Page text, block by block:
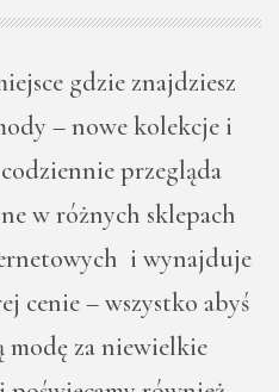
gdzie znajdziesz
– nowe kolekcje i
przegląda
w różnych sklepach
i wynajduje
cenie – wszystko abyś
modę za niewielkie